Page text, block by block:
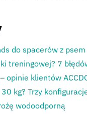
do spacerów z psem
treningowej? 7
opinie klientów
kg? Trzy
wodoodporną